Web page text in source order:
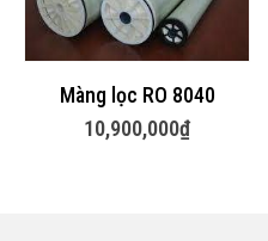
Màng lọc RO 8040
10,900,000₫